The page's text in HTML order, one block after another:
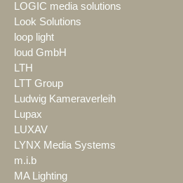
LOGIC media solutions
Look Solutions
loop light
loud GmbH
LTH
LTT Group
Ludwig Kameraverleih
Lupax
LUXAV
LYNX Media Systems
m.i.b
MA Lighting